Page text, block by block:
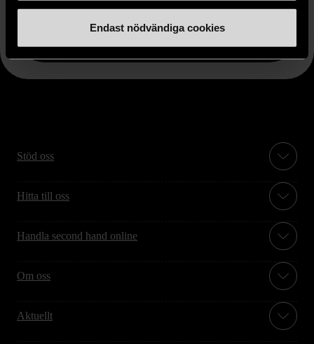
Endast nödvändiga cookies
Stöd oss
Hitta till oss
Handla second hand online
Om oss
Aktuellt